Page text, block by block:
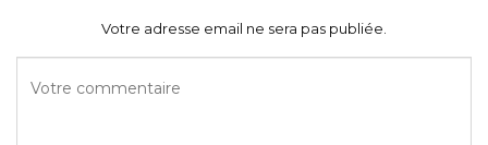
Votre adresse email ne sera pas publiée.